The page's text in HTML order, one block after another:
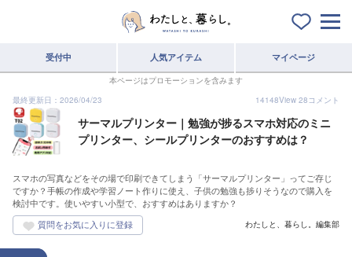
受付中 人気アイテム マイページ
本ページはプロモーションを含みます
最終更新日：2026/04/23
14148View 28コメント
サーマルプリンター｜勉強が捗るスマホ対応のミニ
プリンター、シールプリンターのおすすめは？
スマホの写真などをその場で印刷できてしまう「サーマルプリンター」ってご存じ
ですか？手帳の作成や学習ノート作りに使え、子供の勉強も捗りそうなので購入を
検討中です。使いやすい小型で、おすすめはありますか？
わたしと、暮らし。編集部